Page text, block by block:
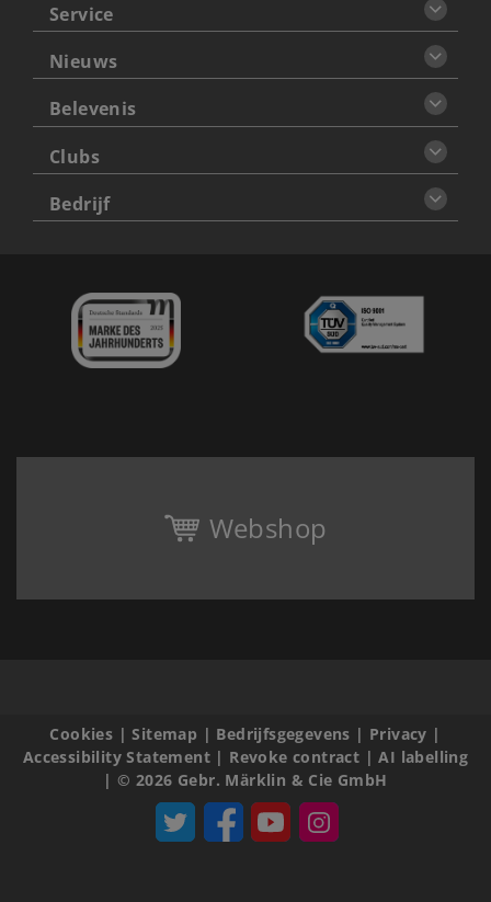
Service
Nieuws
Belevenis
Clubs
Bedrijf
Webshop
Cookies |Sitemap | Bedrijfsgegevens | Privacy |
Accessibility Statement| Revoke contract |AI labelling
|© 2026 Gebr. Märklin & Cie GmbH